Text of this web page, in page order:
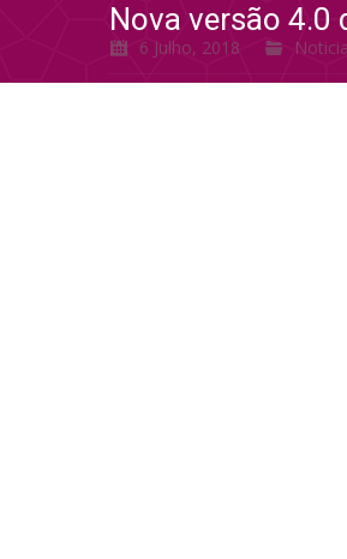
Nova versão 4.0
6 Julho, 2018